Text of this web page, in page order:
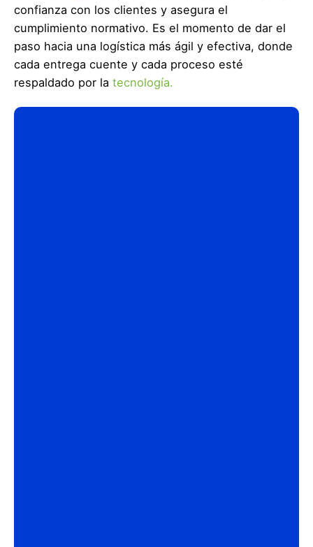
confianza con los clientes y asegura el
cumplimiento normativo. Es el momento de dar el
paso hacia una logística más ágil y efectiva, donde
cada entrega cuente y cada proceso esté
respaldado por la tecnología.